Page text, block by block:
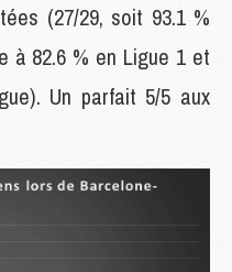
(27/29, soit 93.1 %
à 82.6 % en Ligue 1 et
Un parfait 5/5 aux